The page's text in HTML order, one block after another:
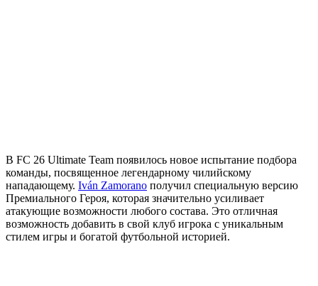
В FC 26 Ultimate Team появилось новое испытание подбора
команды, посвященное легендарному чилийскому
нападающему. Iván Zamorano получил специальную версию
Премиального Героя, которая значительно усиливает
атакующие возможности любого состава. Это отличная
возможность добавить в свой клуб игрока с уникальным
стилем игры и богатой футбольной историей.